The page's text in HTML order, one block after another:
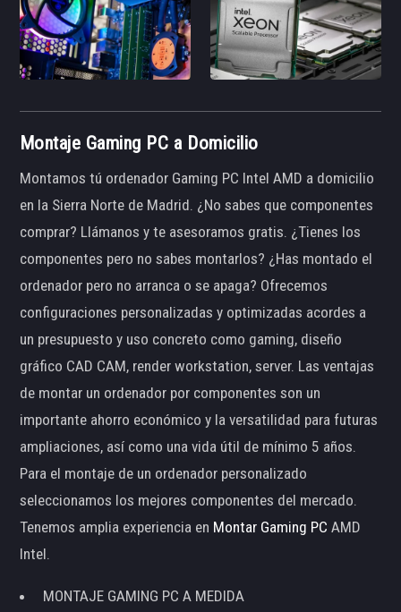
Montaje Gaming PC a Domicilio
Montamos tú ordenador Gaming PC Intel AMD a domicilio
en la Sierra Norte de Madrid. ¿No sabes que componentes
comprar? Llámanos y te asesoramos gratis. ¿Tienes los
componentes pero no sabes montarlos? ¿Has montado el
ordenador pero no arranca o se apaga? Ofrecemos
configuraciones personalizadas y optimizadas acordes a
un presupuesto y uso concreto como gaming, diseño
gráfico CAD CAM, render workstation, server. Las ventajas
de montar un ordenador por componentes son un
importante ahorro económico y la versatilidad para futuras
ampliaciones, así como una vida útil de mínimo 5 años.
Para el montaje de un ordenador personalizado
seleccionamos los mejores componentes del mercado.
Tenemos amplia experiencia en Montar Gaming PC AMD
Intel.
MONTAJE GAMING PC A MEDIDA